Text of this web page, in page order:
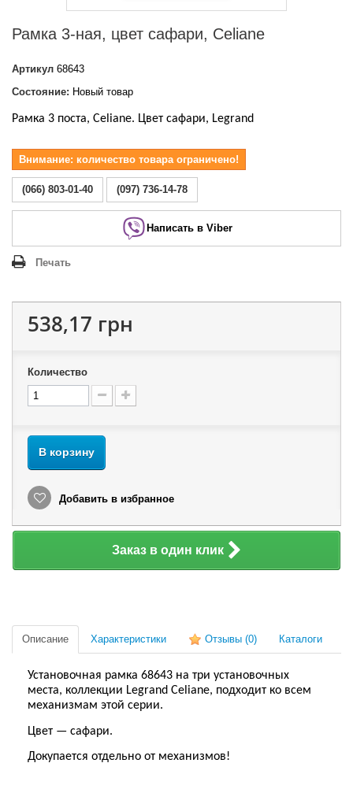
Рамка 3-ная, цвет сафари, Celiane
Артикул 68643
Состояние: Новый товар
Рамка 3 поста, Celiane. Цвет сафари, Legrand
Внимание: количество товара ограничено!
(066) 803-01-40 (097) 736-14-78
Написать в Viber
Печать
538,17 грн
Количество
В корзину
Добавить в избранное
Заказ в один клик
Описание Характеристики Отзывы (0) Каталоги
Установочная рамка 68643 на три установочных
места, коллекции Legrand Celiane, подходит ко всем
механизмам этой серии.
Цвет — сафари.
Докупается отдельно от механизмов!